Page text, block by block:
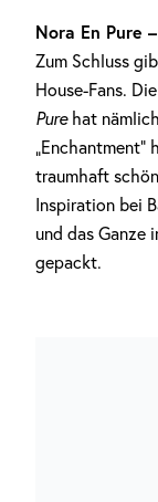
Nora En Pure
Zum Schluss
House-Fans.
Purehat
traumhaft
Inspiration bei
und das Ganze
gepackt.